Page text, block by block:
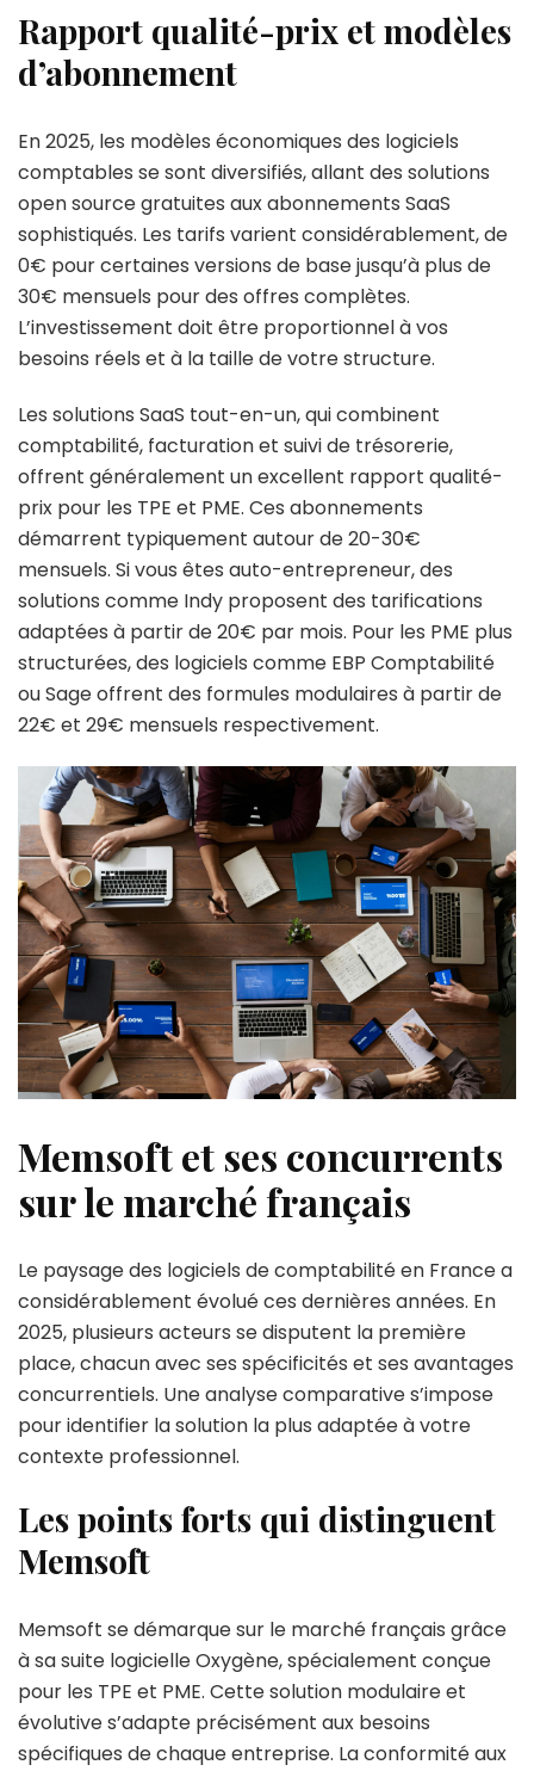
Rapport qualité-prix et modèles
d’abonnement
En 2025, les modèles économiques des logiciels
comptables se sont diversifiés, allant des solutions
open source gratuites aux abonnements SaaS
sophistiqués. Les tarifs varient considérablement, de
0€ pour certaines versions de base jusqu’à plus de
30€ mensuels pour des offres complètes.
L’investissement doit être proportionnel à vos
besoins réels et à la taille de votre structure.
Les solutions SaaS tout-en-un, qui combinent
comptabilité, facturation et suivi de trésorerie,
offrent généralement un excellent rapport qualité-
prix pour les TPE et PME. Ces abonnements
démarrent typiquement autour de 20-30€
mensuels. Si vous êtes auto-entrepreneur, des
solutions comme Indy proposent des tarifications
adaptées à partir de 20€ par mois. Pour les PME plus
structurées, des logiciels comme EBP Comptabilité
ou Sage offrent des formules modulaires à partir de
22€ et 29€ mensuels respectivement.
Memsoft et ses concurrents
sur le marché français
Le paysage des logiciels de comptabilité en France a
considérablement évolué ces dernières années. En
2025, plusieurs acteurs se disputent la première
place, chacun avec ses spécificités et ses avantages
concurrentiels. Une analyse comparative s’impose
pour identifier la solution la plus adaptée à votre
contexte professionnel.
Les points forts qui distinguent
Memsoft
Memsoft se démarque sur le marché français grâce
à sa suite logicielle Oxygène, spécialement conçue
pour les TPE et PME. Cette solution modulaire et
évolutive s’adapte précisément aux besoins
spécifiques de chaque entreprise. La conformité aux